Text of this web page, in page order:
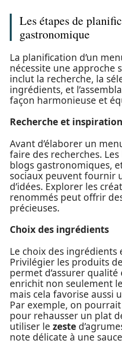
Les étapes de
gastronomique
La planification d’un
nécessite une approche
inclut la recherche, la
ingrédients, et
façon harmonieuse et
Recherche et inspiration
Avant d’élaborer un
faire des recherches.
blogs gastronomiques,
sociaux peuvent fournir
d’idées. Explorer les
renommés peut offrir
précieuses.
Choix des ingrédients
Le choix des
Privilégier les produits
permet d’assurer qualité
enrichit non seulement
mais cela favorise aussi
Par exemple, on
pour rehausser un plat
utiliser le zeste
note délicate à une